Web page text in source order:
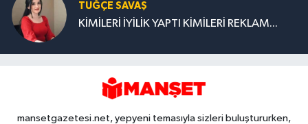
TUĞÇE SAVAŞ
KİMİLERİ İYİLİK YAPTI KİMİLERİ REKLAM...
mansetgazetesi.net, yepyeni temasıyla sizleri buluştururken,